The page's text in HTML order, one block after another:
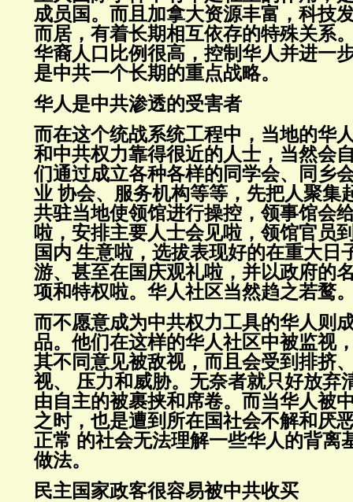
成员国。而且加拿大资源丰富，科技
而居，有着长期相互依存的特殊关系
华裔人口比例很高，控制华人并进一
是中共一个长期的重点战略。
华人是中共渗透的受害者
而在这个统战系统工程中，当地的华
和中共权力靠得很近的人士，当然会
们通过成立各种各样的同学会、同乡
业 协会、服务机构等等，先把人聚集
共驻当地使领馆进行操控，领事馆会
啦，安排主要人士会见啦，领馆官员
国内 生意啦，选拔表现好的在重大日
游、甚至在国庆观礼啦，并以政府的
项和特权啦。华人社区当然趋之若鹜
而不愿意成为中共权力工具的华人则
品。他们在这样的华人社区中被监视
其不同意见被敌视，而且会受到排挤
视、 压力和威胁。无奈者就只好放弃
由自主的被裹挟和席卷。而当华人被
之时，也是遭到所在国社会不解和厌
正常 的社会无法理解一些华人的背离
做法。
民主国家政客很容易被中共收买